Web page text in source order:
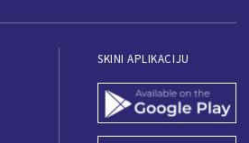
SKINI APLIKACIJU